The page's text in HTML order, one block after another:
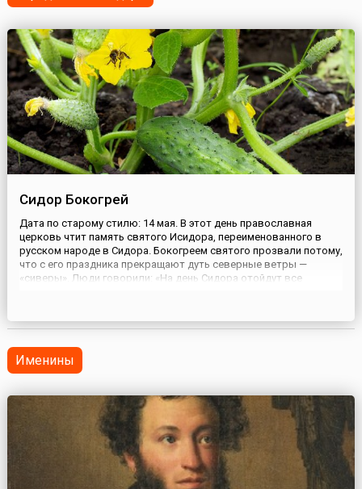
Сидор Бокогрей
Дата по старому стилю: 14 мая. В этот день православная
церковь чтит память святого Исидора, переименованного в
русском народе в Сидора. Бокогреем святого прозвали потому,
что с его праздника прекращают дуть северные ветры —
«сиверы». Люди говорили: «На день Сидора отойдут все
тепло.Ран...
Именины